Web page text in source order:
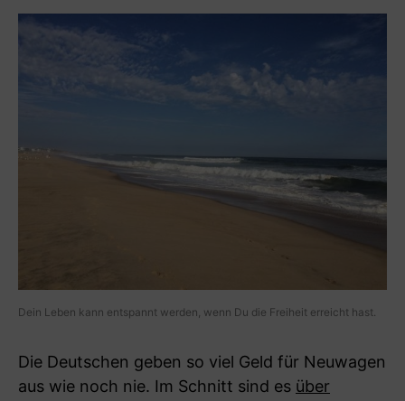
Dein Leben kann entspannt werden, wenn Du die Freiheit erreicht hast.
Die Deutschen geben so viel Geld für Neuwagen
aus wie noch nie. Im Schnitt sind es über